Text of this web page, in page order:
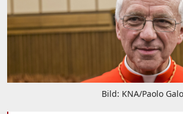
Bild: KNA/Paolo